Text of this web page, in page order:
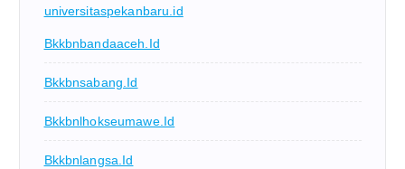
universitaspekanbaru.id
Bkkbnbandaaceh.id
Bkkbnsabang.id
Bkkbnlhokseumawe.id
Bkkbnlangsa.id